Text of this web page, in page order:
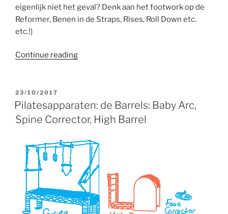
eigenlijk niet het geval? Denk aan het footwork op de
Reformer, Benen in de Straps, Rises, Roll Down etc.
etc.!)
Continue reading“Pilatesapparaten:
POSTED
ON
23/10/2017
Pilatesapparaten: de Barrels: Baby Arc,
Spine Corrector, High Barrel